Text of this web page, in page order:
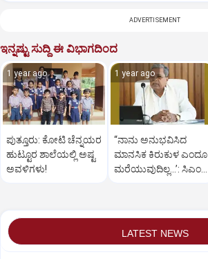
ADVERTISEMENT
ಇನ್ನಷ್ಟು ಸುದ್ದಿ ಈ ವಿಭಾಗದಿಂದ
1 year ago
ಪುತ್ತೂರು: ಕೋಟಿ ಚೆನ್ನಯರ
ಹುಟ್ಟೂರ ಶಾಲೆಯಲ್ಲಿ ಅಷ್ಟ
ಅವಳಿಗಳು!
1 year ago
“ನಾನು ಅನುಭವಿಸಿದ
ಮಾನಸಿಕ ಕಿರುಕುಳ ಎಂದೂ
ಮರೆಯುವುದಿಲ್ಲ…’: ಸಿಎಂ
LATEST NEWS